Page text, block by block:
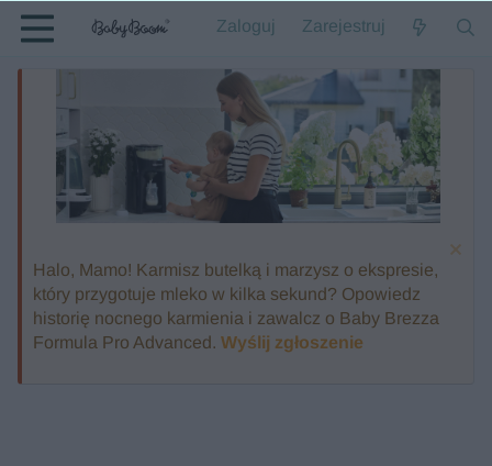
Zaloguj Zarejestruj
Halo, Mamo! Karmisz butelką i marzysz o ekspresie,
który przygotuje mleko w kilka sekund? Opowiedz
historię nocnego karmienia i zawalcz o Baby Brezza
Formula Pro Advanced. Wyślij zgłoszenie